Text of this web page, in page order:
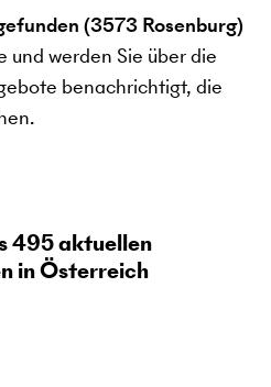
(3573 Rosenburg)
und werden Sie über die
benachrichtigt, die
495aktuellen
in Österreich